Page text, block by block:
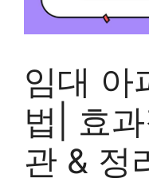
임대 아
법| 효
관 & 정